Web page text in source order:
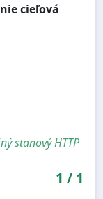
cieľová
stanový HTTP
1 / 1